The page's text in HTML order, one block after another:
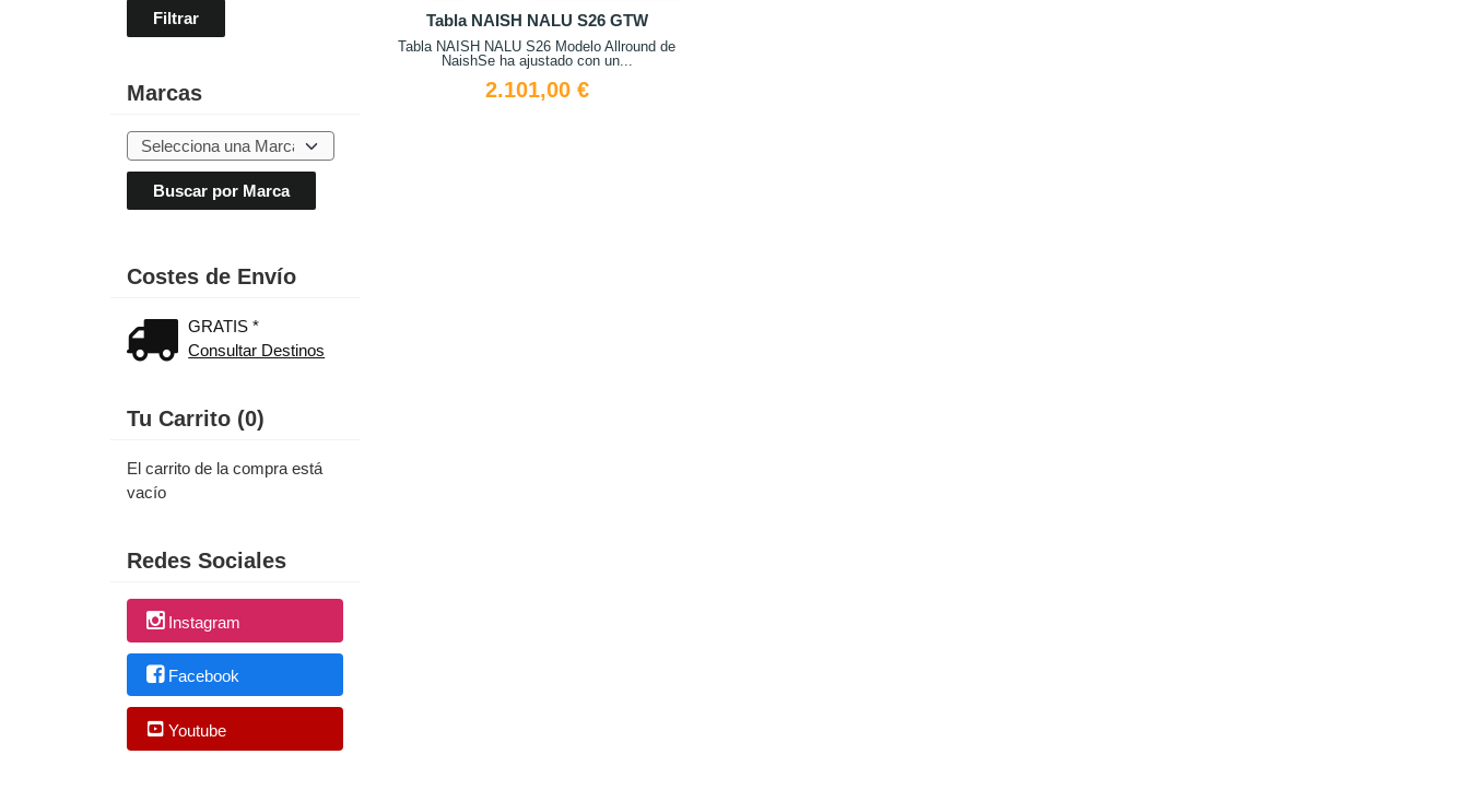
Marcas
Costes de Envío
GRATIS *
Consultar Destinos
Tu Carrito (0)
El carrito de la compra está
vacío
Redes Sociales
Instagram
Facebook
Youtube
Tabla NAISH NALU S26 GTW
Tabla NAISH NALU S26 Modelo Allround de
NaishSe ha ajustado con un...
2.101,00 €